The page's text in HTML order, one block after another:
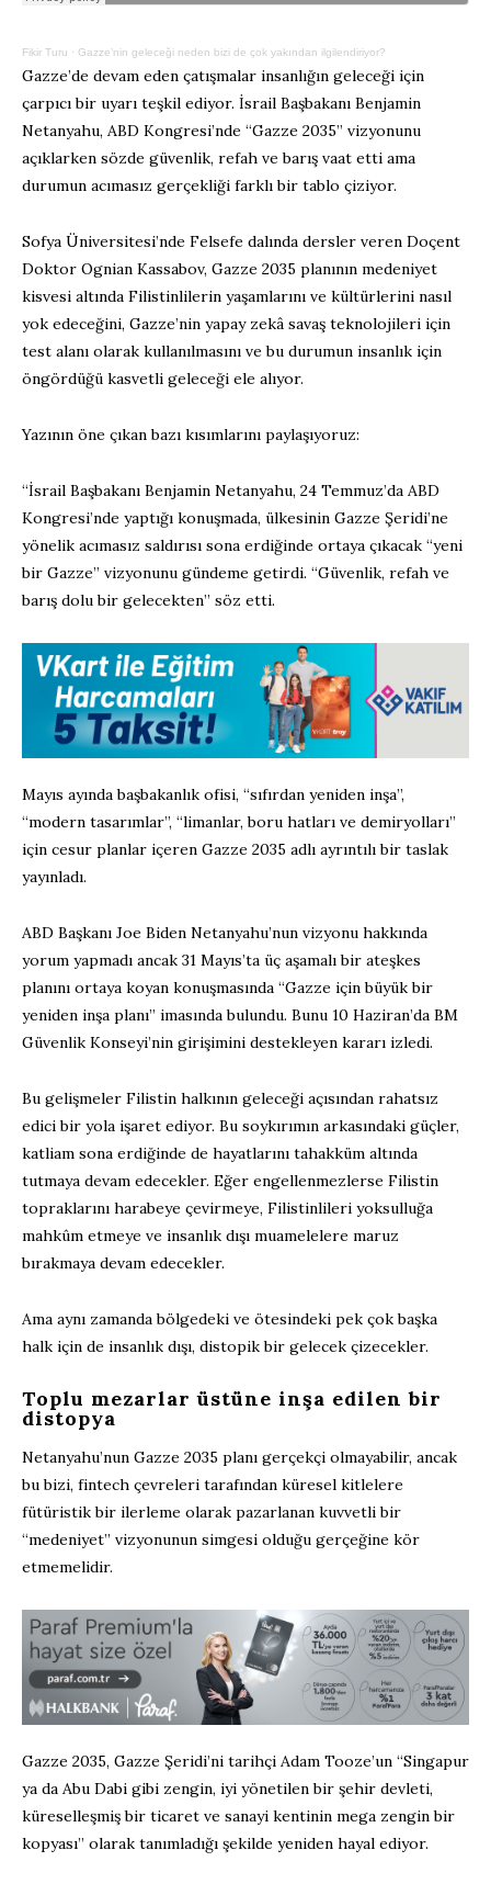
Fikir Turu · Gazze’nin geleceği neden bizi de çok yakından ilgilendiriyor?
Gazze’de devam eden çatışmalar insanlığın geleceği için
çarpıcı bir uyarı teşkil ediyor. İsrail Başbakanı Benjamin
Netanyahu, ABD Kongresi’nde “Gazze 2035” vizyonunu
açıklarken sözde güvenlik, refah ve barış vaat etti ama
durumun acımasız gerçekliği farklı bir tablo çiziyor.
Sofya Üniversitesi’nde Felsefe dalında dersler veren Doçent
Doktor Ognian Kassabov, Gazze 2035 planının medeniyet
kisvesi altında Filistinlilerin yaşamlarını ve kültürlerini nasıl
yok edeceğini, Gazze’nin yapay zekâ savaş teknolojileri için
test alanı olarak kullanılmasını ve bu durumun insanlık için
öngördüğü kasvetli geleceği ele alıyor.
Yazının öne çıkan bazı kısımlarını paylaşıyoruz:
“İsrail Başbakanı Benjamin Netanyahu, 24 Temmuz’da ABD
Kongresi’nde yaptığı konuşmada, ülkesinin Gazze Şeridi’ne
yönelik acımasız saldırısı sona erdiğinde ortaya çıkacak “yeni
bir Gazze” vizyonunu gündeme getirdi. “Güvenlik, refah ve
barış dolu bir gelecekten” söz etti.
Mayıs ayında başbakanlık ofisi, “sıfırdan yeniden inşa”,
“modern tasarımlar”, “limanlar, boru hatları ve demiryolları”
için cesur planlar içeren Gazze 2035 adlı ayrıntılı bir taslak
yayınladı.
ABD Başkanı Joe Biden Netanyahu’nun vizyonu hakkında
yorum yapmadı ancak 31 Mayıs’ta üç aşamalı bir ateşkes
planını ortaya koyan konuşmasında “Gazze için büyük bir
yeniden inşa planı” imasında bulundu. Bunu 10 Haziran’da BM
Güvenlik Konseyi’nin girişimini destekleyen kararı izledi.
Bu gelişmeler Filistin halkının geleceği açısından rahatsız
edici bir yola işaret ediyor. Bu soykırımın arkasındaki güçler,
katliam sona erdiğinde de hayatlarını tahakküm altında
tutmaya devam edecekler. Eğer engellenmezlerse Filistin
topraklarını harabeye çevirmeye, Filistinlileri yoksulluğa
mahkûm etmeye ve insanlık dışı muamelelere maruz
bırakmaya devam edecekler.
Ama aynı zamanda bölgedeki ve ötesindeki pek çok başka
halk için de insanlık dışı, distopik bir gelecek çizecekler.
Toplu mezarlar üstüne inşa edilen bir
distopya
Netanyahu’nun Gazze 2035 planı gerçekçi olmayabilir, ancak
bu bizi, fintech çevreleri tarafından küresel kitlelere
fütüristik bir ilerleme olarak pazarlanan kuvvetli bir
“medeniyet” vizyonunun simgesi olduğu gerçeğine kör
etmemelidir.
Gazze 2035, Gazze Şeridi’ni tarihçi Adam Tooze’un “Singapur
ya da Abu Dabi gibi zengin, iyi yönetilen bir şehir devleti,
küreselleşmiş bir ticaret ve sanayi kentinin mega zengin bir
kopyası” olarak tanımladığı şekilde yeniden hayal ediyor.